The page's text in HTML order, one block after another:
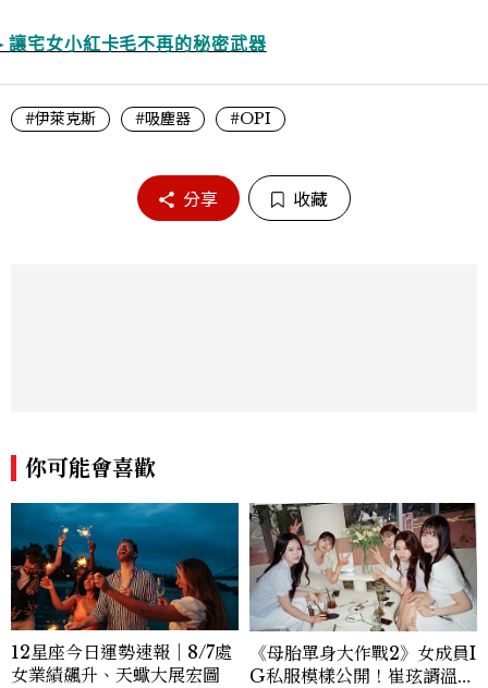
讓宅女小紅卡毛不再的秘密武器
#伊萊克斯 #吸塵器 #OPI
分享 收藏
你可能會喜歡
12星座今日運勢速報｜8/7處
女業績飆升、天蠍大展宏圖
《母胎單身大作戰2》女成員I
G私服模樣公開！崔玹諝溫柔